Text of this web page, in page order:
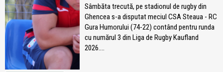
Sâmbăta trecută, pe stadionul de rugby din
Ghencea s-a disputat meciul CSA Steaua - RC
Gura Humorului (74-22) contând pentru runda
cu numărul 3 din Liga de Rugby Kaufland
2026....